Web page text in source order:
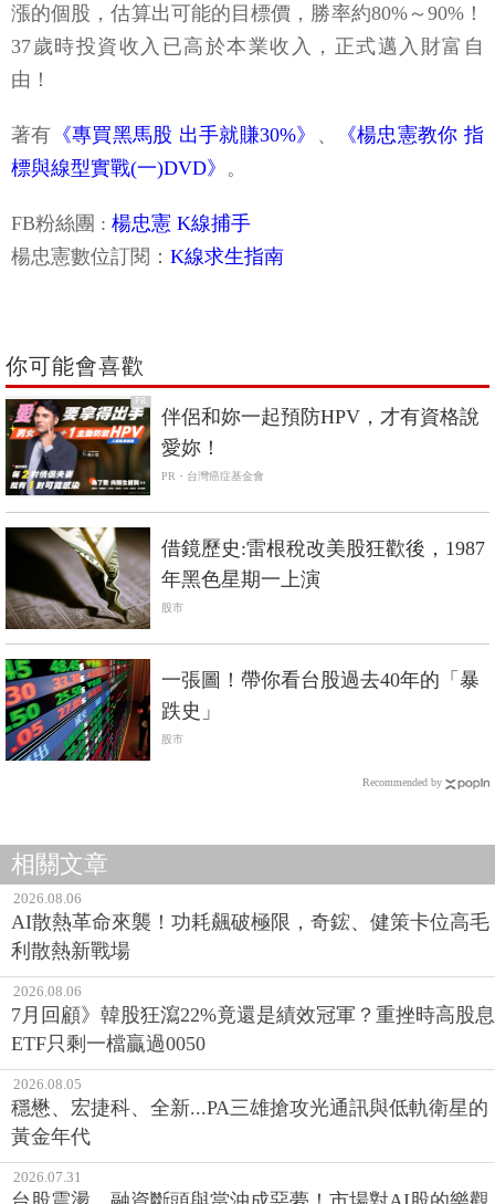
漲的個股，估算出可能的目標價，勝率約80%～90%！
37歲時投資收入已高於本業收入，正式邁入財富自
由！
著有 《專買黑馬股 出手就賺30%》 、
《楊忠憲教你 指
標與線型實戰(一)DVD》 。
FB粉絲團 : 楊忠憲 K線捕手
楊忠憲數位訂閱： K線求生指南
你可能會喜歡
PR
伴侶和妳一起預防HPV，才有資格說
愛妳！
PR・台灣癌症基金會
借鏡歷史:雷根稅改美股狂歡後，1987
年黑色星期一上演
股市
一張圖！帶你看台股過去40年的「暴
跌史」
股市
Recommended by
相關文章
2026.08.06
AI散熱革命來襲！功耗飆破極限，奇鋐、健策卡位高毛
利散熱新戰場
2026.08.06
7月回顧》韓股狂瀉22%竟還是績效冠軍？重挫時高股息
ETF只剩一檔贏過0050
2026.08.05
穩懋、宏捷科、全新...PA三雄搶攻光通訊與低軌衛星的
黃金年代
2026.07.31